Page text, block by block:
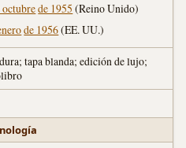
octubrede 1955 (Reino Unido)
de 1956(EE. UU.)
tapa blanda; edición de lujo;